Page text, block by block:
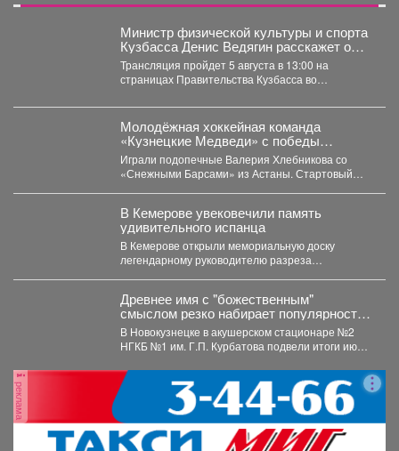
Министр физической культуры и спорта
Кузбасса Денис Ведягин расскажет о
развитии спорта в регионе в прямом
эфире ЦУР.
Трансляция пройдет 5 августа в 13:00 на
страницах Правительства Кузбасса во
Молодёжная хоккейная команда
«Кузнецкие Медведи» с победы
стартовала на предсезонном турнире в
Омске.
Играли подопечные Валерия Хлебникова со
«Снежными Барсами» из Астаны. Стартовый
В Кемерове увековечили память
удивительного испанца
В Кемерове открыли мемориальную доску
легендарному руководителю разреза
Древнее имя с "божественным"
смыслом резко набирает популярность
в Кузбассе: 11 малышей за месяц
В Новокузнецке в акушерском стационаре №2
НГКБ №1 им. Г.П. Курбатова подвели итоги июля.
реклама